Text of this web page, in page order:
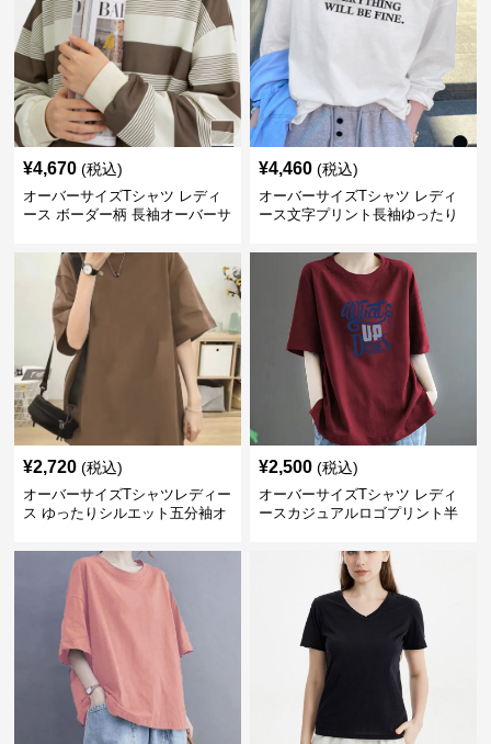
¥4,670 (税込)
オーバーサイズTシャツ レディ
ース ボーダー柄 長袖オーバーサ
¥4,460 (税込)
オーバーサイズTシャツ レディ
ース文字プリント長袖ゆったり
¥2,720 (税込)
オーバーサイズTシャツレディー
ス ゆったりシルエット五分袖オ
¥2,500 (税込)
オーバーサイズTシャツ レディ
ースカジュアルロゴプリント半